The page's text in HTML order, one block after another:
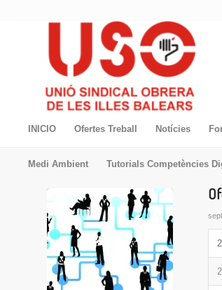
INICIO Ofertes Treball Notícies
Medi Ambient Tutorials Competències